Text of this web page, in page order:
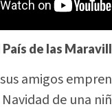
de las
amigos
de una